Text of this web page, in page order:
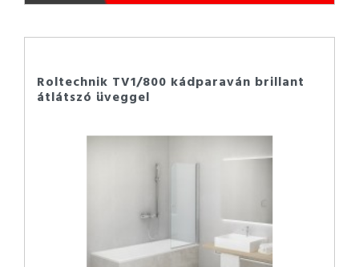
Roltechnik TV1/800 kádparaván brillant
átlátszó üveggel